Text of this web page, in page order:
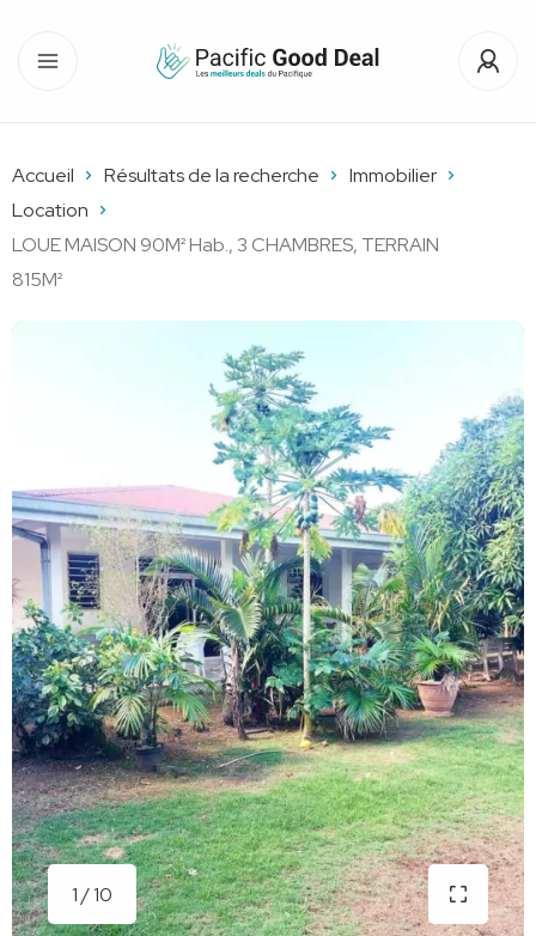
Accueil Résultats de la recherche
Immobilier
Location
LOUE MAISON 90M² Hab., 3 CHAMBRES, TERRAIN
815M²
1 / 10